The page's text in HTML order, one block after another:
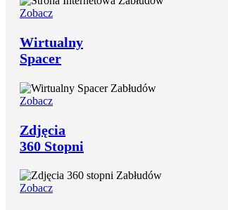
Zobacz
Wirtualny
Spacer
Zobacz
Zdjęcia
360 Stopni
Zobacz